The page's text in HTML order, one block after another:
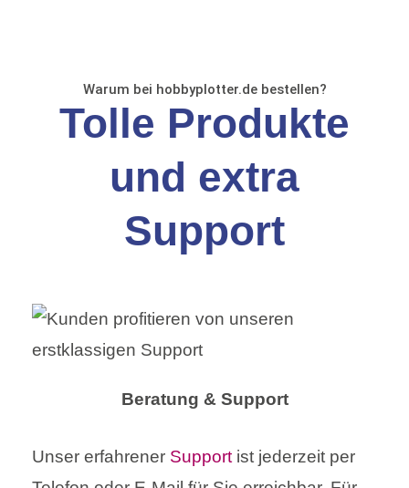
Warum bei hobbyplotter.de bestellen?
Tolle Produkte
und extra
Support
Beratung & Support
Unser erfahrener Support ist jederzeit per